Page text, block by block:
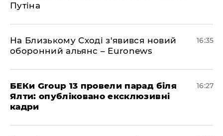
Путіна
На Близькому Сході з'явився новий
оборонний альянс – Euronews
16:35
БЕКи Group 13 провели парад біля
Ялти: опубліковано ексклюзивні
кадри
16:27